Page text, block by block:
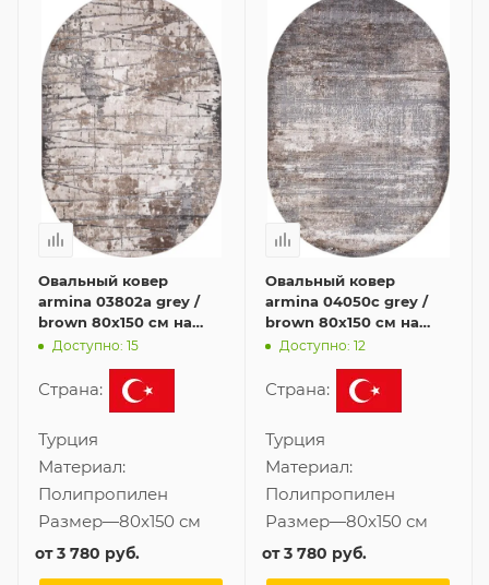
Овальный ковер
armina 03802a grey /
brown 80x150 см на
кухню
Доступно: 15
Страна:
Турция
Материал:
Полипропилен
Размер—80x150 см
от3 780 руб.
Овальный ковер
armina 04050c grey /
brown 80x150 см на
кухню
Доступно: 12
Страна:
Турция
Материал:
Полипропилен
Размер—80x150 см
от3 780 руб.